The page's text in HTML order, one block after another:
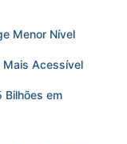
Menor Nível
Mais Acessível
Bilhões em